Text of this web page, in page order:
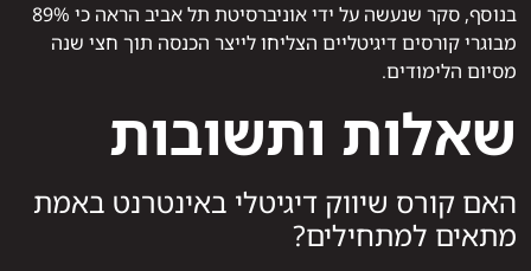
בנוסף, סקר שנעשה על ידי אוניברסיטת תל אביב הראה כי 89%
מבוגרי קורסים דיגיטליים הצליחו לייצר הכנסה תוך חצי שנה
מסיום הלימודים.
שאלות ותשובות
האם קורס שיווק דיגיטלי באינטרנט באמת
מתאים למתחילים?